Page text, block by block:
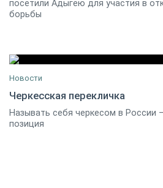
посетили Адыгею для участия в
борьбы
19 апреля 2019
Новости
Черкесская перекличка
Называть себя черкесом в России
позиция